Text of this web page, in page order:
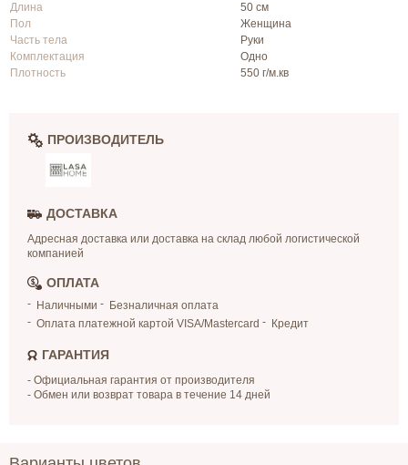
Длина
50 см
Пол
Женщина
Часть тела
Руки
Комплектация
Одно
Плотность
550 г/м.кв
ПРОИЗВОДИТЕЛЬ
ДОСТАВКА
Адресная доставка или доставка на склад любой логистической
компанией
ОПЛАТА
Наличными
Безналичная оплата
Оплата платежной картой VISA/Mastercard
Кредит
ГАРАНТИЯ
- Официальная гарантия от производителя
- Обмен или возврат товара в течение 14 дней